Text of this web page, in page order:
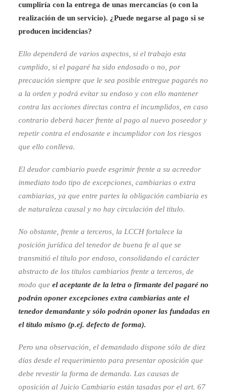
cumpliría con la entrega de unas mercancías (o con la
realización de un servicio). ¿Puede negarse al pago si se
producen incidencias?
Ello dependerá de varios aspectos, si el trabajo esta
cumplido, si el pagaré ha sido endosado o no, por
precaución siempre que le sea posible entregue pagarés no
a la orden y podrá evitar su endoso y con ello mantener
contra las acciones directas contra el incumplidos, en caso
contrario deberá hacer frente al pago al nuevo poseedor y
repetir contra el endosante e incumplidor con los riesgos
que ello conlleva.
El deudor cambiario puede esgrimir frente a su acreedor
inmediato todo tipo de excepciones, cambiarias o extra
cambiarias, ya que entre partes la obligación cambiaria es
de naturaleza causal y no hay circulación del título.
No obstante, frente a terceros, la LCCH fortalece la
posición jurídica del tenedor de buena fe al que se
transmitió el título por endoso, consolidando el carácter
abstracto de los títulos cambiarios frente a terceros, de
modo que el aceptante de la letra o firmante del pagaré no
podrán oponer excepciones extra cambiarias ante el
tenedor demandante y sólo podrán oponer las fundadas en
el título mismo (p.ej. defecto de forma).
Pero una observación, el demandado dispone sólo de diez
días desde el requerimiento para presentar oposición que
debe revestir la forma de demanda. Las causas de
oposición al Juicio Cambiario están tasadas por el art. 67